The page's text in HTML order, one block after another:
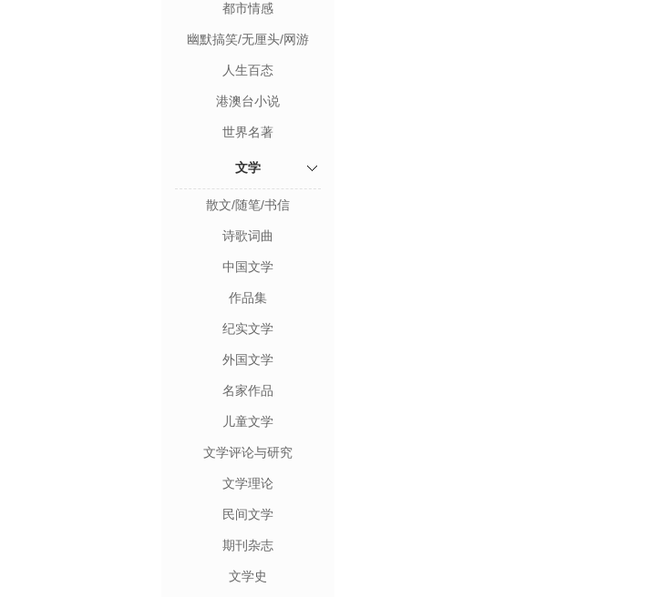
都市情感
幽默搞笑/无厘头/网游
人生百态
港澳台小说
世界名著
文学
散文/随笔/书信
诗歌词曲
中国文学
作品集
纪实文学
外国文学
名家作品
儿童文学
文学评论与研究
文学理论
民间文学
期刊杂志
文学史